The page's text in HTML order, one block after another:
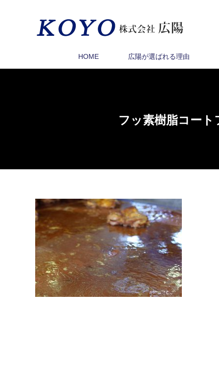
HOME 広陽が選ばれる理由
フッ素樹脂コー